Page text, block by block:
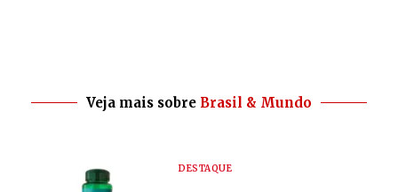
Veja mais sobre Brasil & Mundo
DESTAQUE